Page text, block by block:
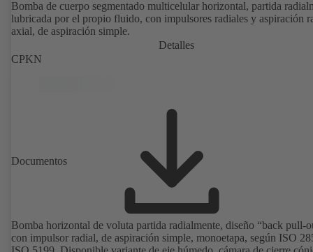
Bomba de cuerpo segmentado multicelular horizontal, partida
lubricada por el propio fluido, con impulsores radiales y aspiración
axial, de aspiración simple.
Detalles
CPKN
Documentos
Bomba horizontal de voluta partida radialmente, diseño “back pull-
con impulsor radial, de aspiración simple, monoetapa, según ISO